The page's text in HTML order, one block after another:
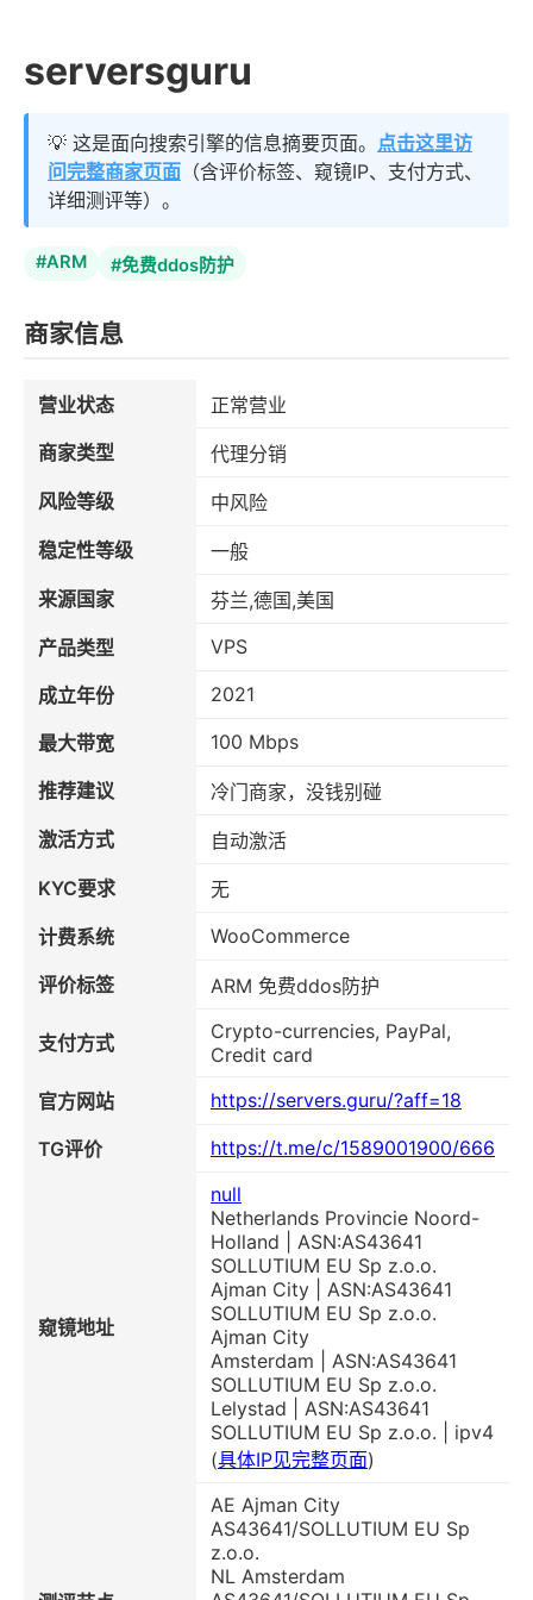
serversguru
💡 这是面向搜索引擎的信息摘要页面。 点击这里访
问完整商家页面 （含评价标签、窥镜IP、支付方式、
详细测评等）。
#ARM #免费ddos防护
商家信息
营业状态
正常营业
商家类型
代理分销
风险等级
中风险
稳定性等级
一般
来源国家
芬兰,德国,美国
产品类型
VPS
成立年份 2021
最大带宽 100 Mbps
推荐建议
冷门商家，没钱别碰
激活方式
自动激活
KYC要求
无
计费系统
WooCommerce
评价标签 ARM 免费ddos防护
支付方式
Crypto-currencies, PayPal,
Credit card
官方网站
https://servers.guru/?aff=18
TG评价 https://t.me/c/1589001900/666
窥镜地址
null
Netherlands Provincie Noord-
Holland | ASN:AS43641
SOLLUTIUM EU Sp z.o.o.
Ajman City | ASN:AS43641
SOLLUTIUM EU Sp z.o.o.
Ajman City
Amsterdam | ASN:AS43641
SOLLUTIUM EU Sp z.o.o.
Lelystad | ASN:AS43641
SOLLUTIUM EU Sp z.o.o. | ipv4
(具体IP见完整页面)
AE Ajman City
AS43641/SOLLUTIUM EU Sp
z.o.o.
NL Amsterdam